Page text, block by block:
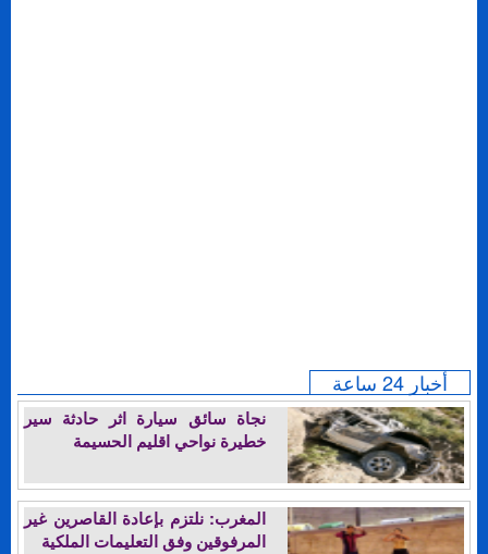
أخبار 24 ساعة
نجاة سائق سيارة اثر حادثة سير
خطيرة نواحي اقليم الحسيمة
المغرب: نلتزم بإعادة القاصرين غير
المرفوقين وفق التعليمات الملكية